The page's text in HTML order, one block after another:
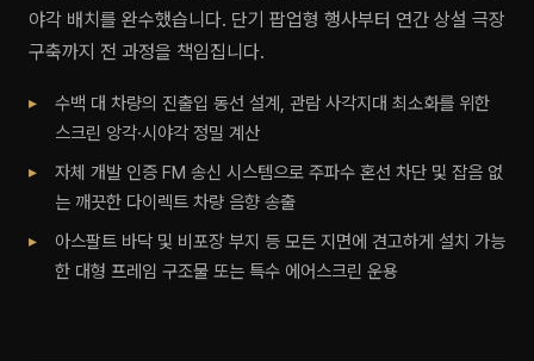
야각 배치를 완수했습니다. 단기 팝업형 행사부터 연간 상설 극장
구축까지 전 과정을 책임집니다.
수백 대 차량의 진출입 동선 설계, 관람 사각지대 최소화를 위한
스크린 앙각·시야각 정밀 계산
자체 개발 인증 FM 송신 시스템으로 주파수 혼선 차단 및 잡음 없
는 깨끗한 다이렉트 차량 음향 송출
아스팔트 바닥 및 비포장 부지 등 모든 지면에 견고하게 설치 가능
한 대형 프레임 구조물 또는 특수 에어스크린 운용